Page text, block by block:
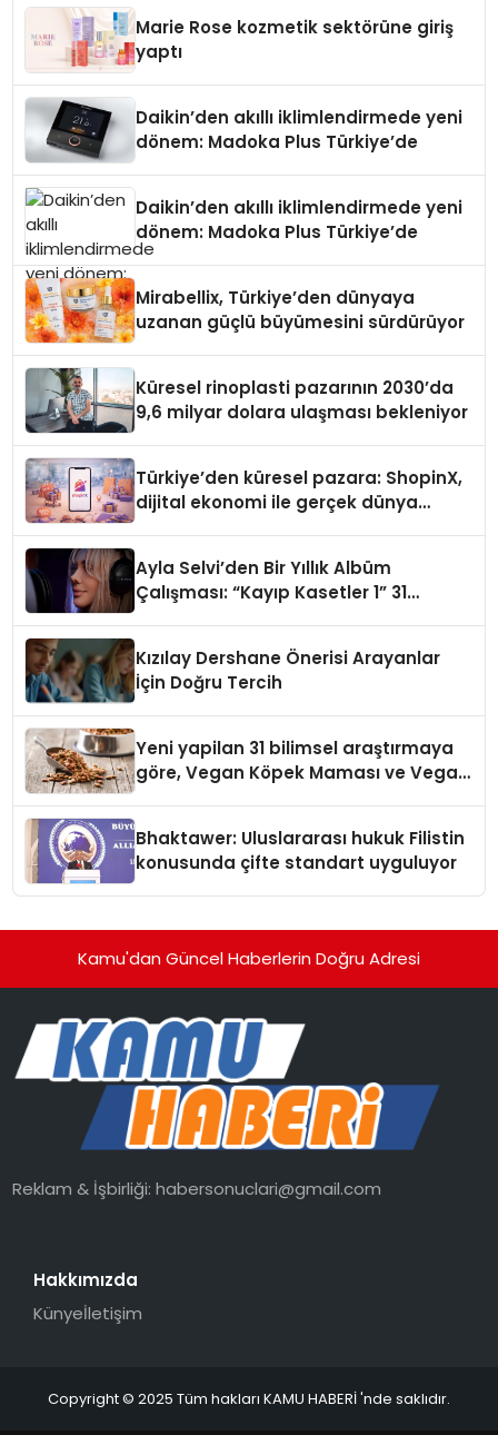
Marie Rose kozmetik sektörüne giriş
yaptı
Daikin’den akıllı iklimlendirmede yeni
dönem: Madoka Plus Türkiye’de
Daikin’den akıllı iklimlendirmede yeni
dönem: Madoka Plus Türkiye’de
Mirabellix, Türkiye’den dünyaya
uzanan güçlü büyümesini sürdürüyor
Küresel rinoplasti pazarının 2030’da
9,6 milyar dolara ulaşması bekleniyor
Türkiye’den küresel pazara: ShopinX,
dijital ekonomi ile gerçek dünya
Ayla Selvi’den Bir Yıllık Albüm
Çalışması: “Kayıp Kasetler 1” 31
Kızılay Dershane Önerisi Arayanlar
İçin Doğru Tercih
Yeni yapilan 31 bilimsel araştırmaya
göre, Vegan Köpek Maması ve Vegan
Bhaktawer: Uluslararası hukuk Filistin
konusunda çifte standart uyguluyor
Kamu'dan Güncel Haberlerin Doğru Adresi
Reklam & İşbirliği:habersonuclari@gmail.com
Hakkımızda
Künyeİletişim
Copyright © 2025 Tüm hakları KAMU HABERİ 'nde saklıdır.